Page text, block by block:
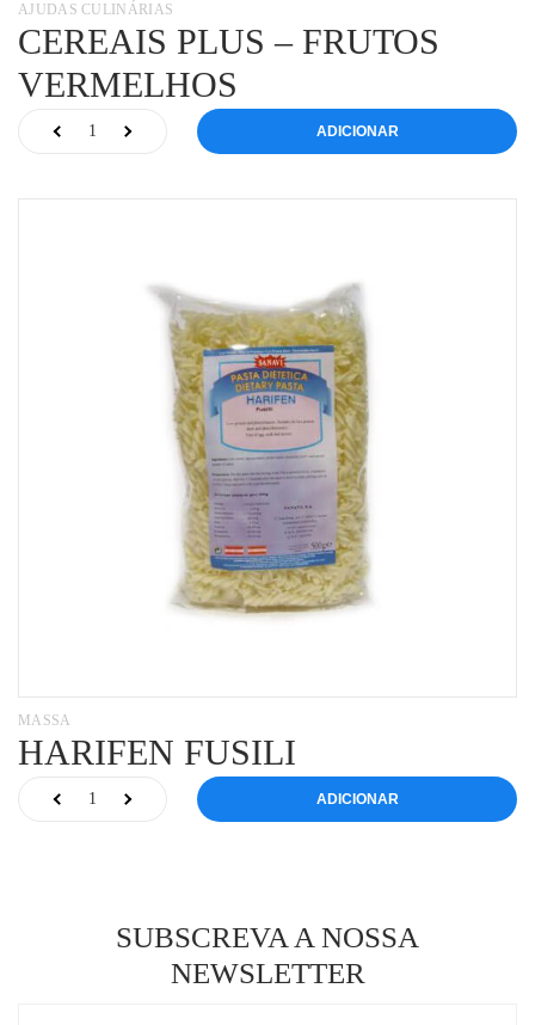
AJUDAS CULINÁRIAS
CEREAIS PLUS – FRUTOS
VERMELHOS
ADICIONAR
MASSA
HARIFEN FUSILI
ADICIONAR
SUBSCREVA A NOSSA
NEWSLETTER